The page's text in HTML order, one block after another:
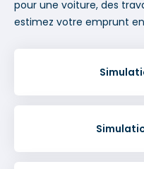
pour une voiture, des
estimez votre emprunt